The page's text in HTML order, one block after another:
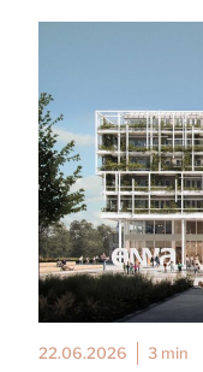
22.06.2026 3 min